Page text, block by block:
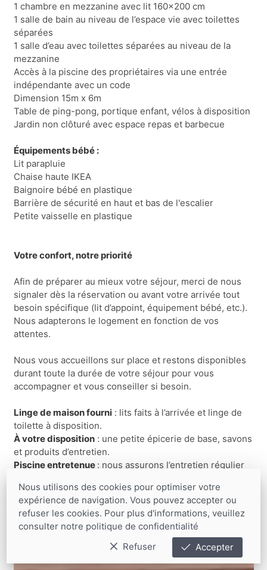
1 chambre en mezzanine avec lit 160x200 cm
1 salle de bain au niveau de l’espace vie avec toilettes
séparées
1 salle d’eau avec toilettes séparées au niveau de la
mezzanine
Accès à la piscine des propriétaires via une entrée
indépendante avec un code
Dimension 15m x 6m
Table de ping-pong, portique enfant, vélos à disposition
Jardin non clôturé avec espace repas et barbecue
Équipements bébé :
Lit parapluie
Chaise haute IKEA
Baignoire bébé en plastique
Barrière de sécurité en haut et bas de l'escalier
Petite vaisselle en plastique
Votre confort, notre priorité
Afin de préparer au mieux votre séjour, merci de nous
signaler dès la réservation ou avant votre arrivée tout
besoin spécifique (lit d’appoint, équipement bébé, etc.).
Nous adapterons le logement en fonction de vos
attentes.
Nous vous accueillons sur place et restons disponibles
durant toute la durée de votre séjour pour vous
accompagner et vous conseiller si besoin.
Linge de maison fourni: lits faits à l’arrivée et linge de
toilette à disposition.
À votre disposition: une petite épicerie de base, savons
et produits d’entretien.
Piscine entretenue : nous assurons l’entretien régulier
A partir de: 140€
Réserver
Nous utilisons des cookies pour optimiser votre
expérience de navigation. Vous pouvez accepter ou
refuser les cookies. Pour plus d'informations, veuillez
consulter notre politique de confidentialité
Refuser
Accepter